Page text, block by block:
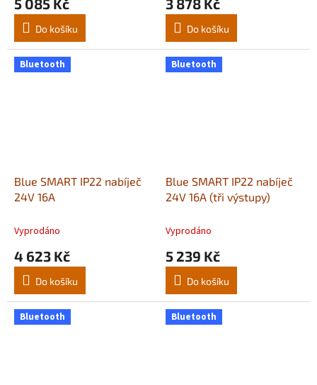
5 085 Kč
Do košíku
3 878 Kč
Do košíku
Bluetooth
Blue SMART IP22 nabíječ
24V 16A
Vyprodáno
4 623 Kč
Do košíku
Bluetooth
Blue SMART IP22 nabíječ
24V 16A (tři výstupy)
Vyprodáno
5 239 Kč
Do košíku
Bluetooth Bluetooth